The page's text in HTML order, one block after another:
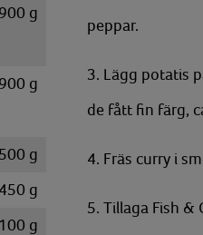
900 g
900 g
500 g
450 g
100 g
peppar.
3. Lägg potatis
de fått fin färg,
4. Fräs curry i
5. Tillaga Fish &